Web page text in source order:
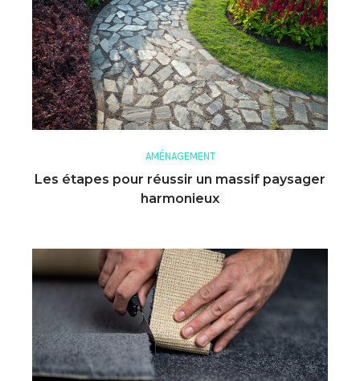
AMÉNAGEMENT
Les étapes pour réussir un massif paysager
harmonieux